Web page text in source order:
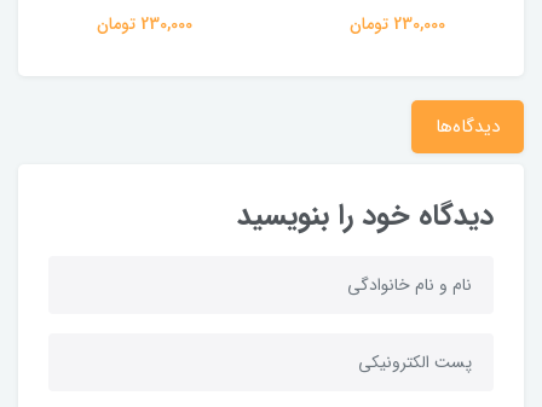
230,000 تومان 230,000 تومان
دیدگاه‌ها
دیدگاه خود را بنویسید